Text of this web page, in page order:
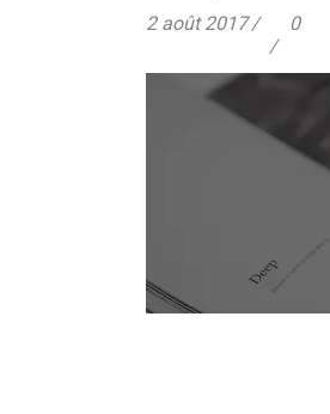
2 août 2017 0